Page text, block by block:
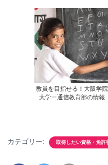
教員を目指せる！大阪学院
大学ー通信教育部の情報
カテゴリー: 取得したい資格・免許